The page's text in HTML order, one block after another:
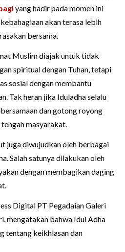
yang hadir pada momen ini
akan terasa lebih
bersama.
Muslim diajak untuk tidak
spiritual dengan Tuhan, tetapi
sosial dengan membantu
Tak heran jika Iduladha selalu
dan gotong royong
masyarakat.
juga diwujudkan oleh berbagai
Salah satunya dilakukan oleh
dengan membagikan daging
Digital PT Pegadaian Galeri
mengatakan bahwa Idul Adha
tentang keikhlasan dan